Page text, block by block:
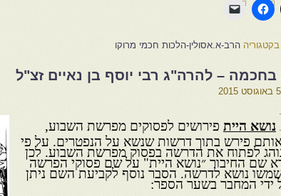
הרב-א.אסולין-הלכות חכמי מרוקו
בחכמה – להרה"ג רבי יוסף בן נאיים זצ"ל
5 באוגוסט 2015
נושא היית פירושים לפסוקים מפרשת השבוע,
פירש בתוך דרשות שנשא על הנפטרים. על פי
לפתוח את הדרשה בפסוק מפרשת השבוע. לכן
שם החיבור ״נושא היית" על שם פסוקי הפרשה
נושא לדרשה. הסבר נוסף לקביעת השם ניתן
ידי המחבר בשער הספר: